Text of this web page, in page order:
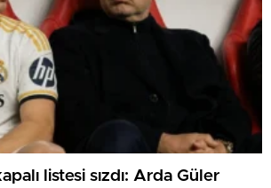
listesi sızdı: Arda Güler